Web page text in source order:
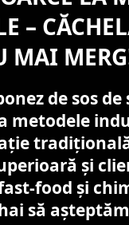
–
MAI
de sos de
metodele
și
food și
să